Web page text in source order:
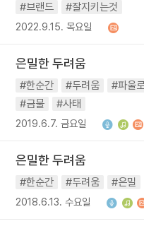
#브랜드
#잘지키는것
2022.9.15. 목요일
은밀한 두려움
#한순간 #두려움 #파울
#금물
#사태
2019.6.7. 금요일
은밀한 두려움
#한순간 #두려움 #은밀
2018.6.13. 수요일